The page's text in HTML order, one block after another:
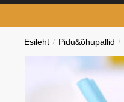
Esileht / Pidu&õhupallid /